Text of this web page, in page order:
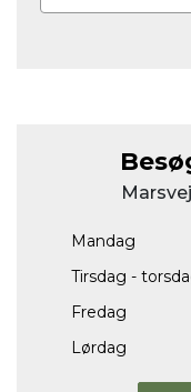
Mandag
Tirsdag -
Fredag
Lørdag